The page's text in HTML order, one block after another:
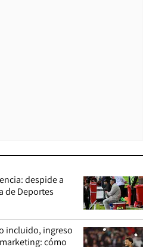
despide a
de Deportes
incluido, ingreso
cómo